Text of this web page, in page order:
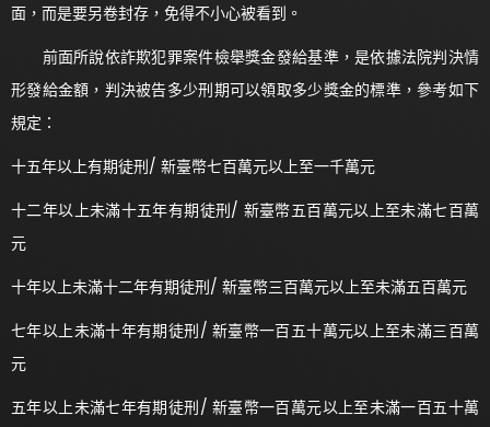
面，而是要另卷封存，免得不小心被看到。
前面所說依詐欺犯罪案件檢舉獎金發給基準，是依據法院判決情
形發給金額，判決被告多少刑期可以領取多少獎金的標準，參考如下
規定：
十五年以上有期徒刑/ 新臺幣七百萬元以上至一千萬元
十二年以上未滿十五年有期徒刑/ 新臺幣五百萬元以上至未滿七百萬
元
十年以上未滿十二年有期徒刑/ 新臺幣三百萬元以上至未滿五百萬元
七年以上未滿十年有期徒刑/ 新臺幣一百五十萬元以上至未滿三百萬
元
五年以上未滿七年有期徒刑/ 新臺幣一百萬元以上至未滿一百五十萬